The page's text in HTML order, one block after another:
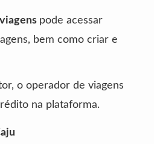
pode acessar
bem como criar e
o operador de viagens
na plataforma.